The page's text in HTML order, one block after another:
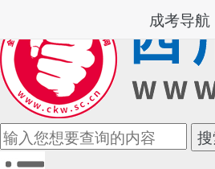
成考导航